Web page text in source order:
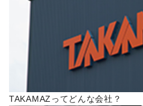
お問い合わせ
高松流技
ご利用に際して
当社のセキュリティへの取り組み
TAKAMAZってどんな会社？